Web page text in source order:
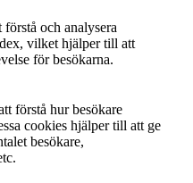
och analysera
vilket hjälper till att
för besökarna.
förstå hur besökare
cookies hjälper till att ge
besökare,